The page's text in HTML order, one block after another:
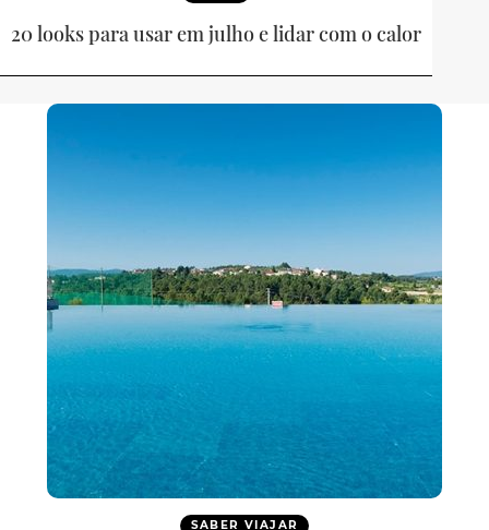
20 looks para usar em julho e lidar com o calor
SABER VIAJAR